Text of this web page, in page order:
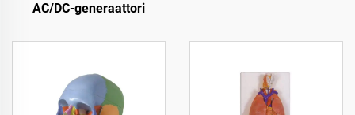
AC/DC-generaattori